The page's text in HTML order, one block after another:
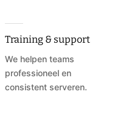
Training & support
We helpen teams
professioneel en
consistent serveren.